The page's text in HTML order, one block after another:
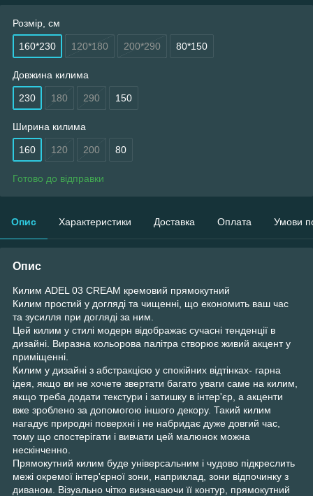
Розмір, см
160*230 120*180 200*290 80*150
Довжина килима
230 180 290 150
Ширина килима
160 120 200 80
Готово до відправки
Опис Характеристики Доставка Оплата Умови
Опис
Килим ADEL 03 CREAM кремовий прямокутний
Килим простий у догляді та чищенні, що економить ваш час
та зусилля при догляді за ним.
Цей килим у стилі модерн відображає сучасні тенденції в
дизайні. Виразна кольорова палітра створює живий акцент у
приміщенні.
Килим у дизайні з абстракцією у спокійних відтінках- гарна
ідея, якщо ви не хочете звертати багато уваги саме на килим,
якщо треба додати текстури і затишку в інтер'єр, а акценти
вже зроблено за допомогою іншого декору. Такий килим
нагадує природні поверхні і не набридає дуже довгий час,
тому що спостерігати і вивчати цей малюнок можна
нескінченно.
Прямокутний килим буде універсальним і чудово підкреслить
межі окремої інтер'єрної зони, наприклад, зони відпочинку з
диваном. Візуально чітко визначаючи її контур, прямокутний